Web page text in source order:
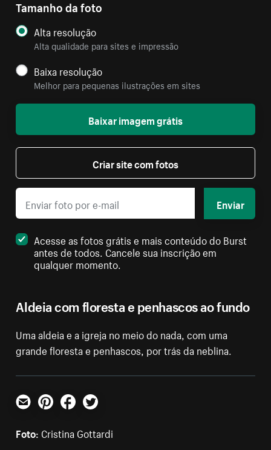
Aldeia com floresta e penhascos ao fundo
Uma aldeia e a igreja no meio do nada, com uma
grande floresta e penhascos, por trás da neblina.
Tamanho da foto
Alta resolução
Alta qualidade para sites e impressão
Baixa resolução
Melhor para pequenas ilustrações em sites
Baixar imagem grátis
Criar site com fotos
Enviar
Acesse as fotos grátis e mais conteúdo do Burst
antes de todos. Cancele sua inscrição em
qualquer momento.
E-mailPinterestFacebookTwitter
Foto: Cristina Gottardi